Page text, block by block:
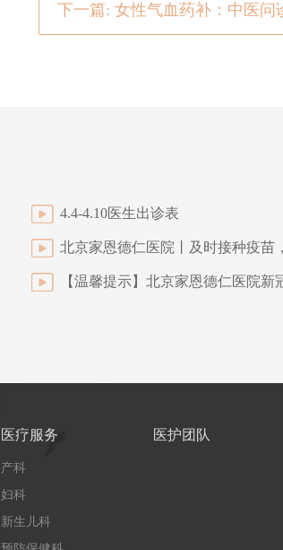
4.4-4.10医生出诊表
医疗服务
产科
妇科
新生儿科
医护团队